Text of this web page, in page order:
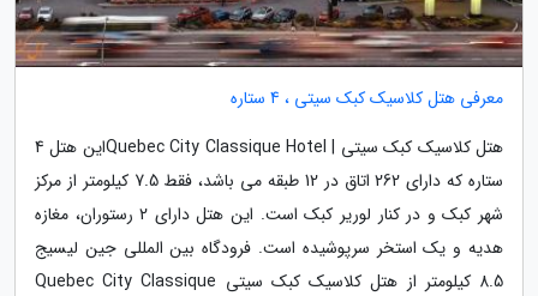
معرفی هتل کلاسیک کبک سیتی ، 4 ستاره
هتل کلاسیک کبک سیتی | Quebec City Classique Hotelاین هتل 4
ستاره که دارای 262 اتاق در 12 طبقه می باشد، فقط 7.5 کیلومتر از مرکز
شهر کبک و در کنار لوریر کبک است. این هتل دارای 2 رستوران، مغازه
هدیه و یک استخر سرپوشیده است. فرودگاه بین المللی جین لیسیج
8.5 کیلومتر از هتل کلاسیک کبک سیتی Quebec City Classique